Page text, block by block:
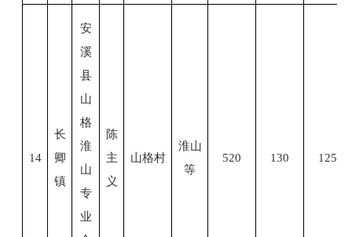
14
长
卿
镇
安
溪
县
山
格
淮
山
专
业
陈
主
义
山格村
淮山
等
520 130 125